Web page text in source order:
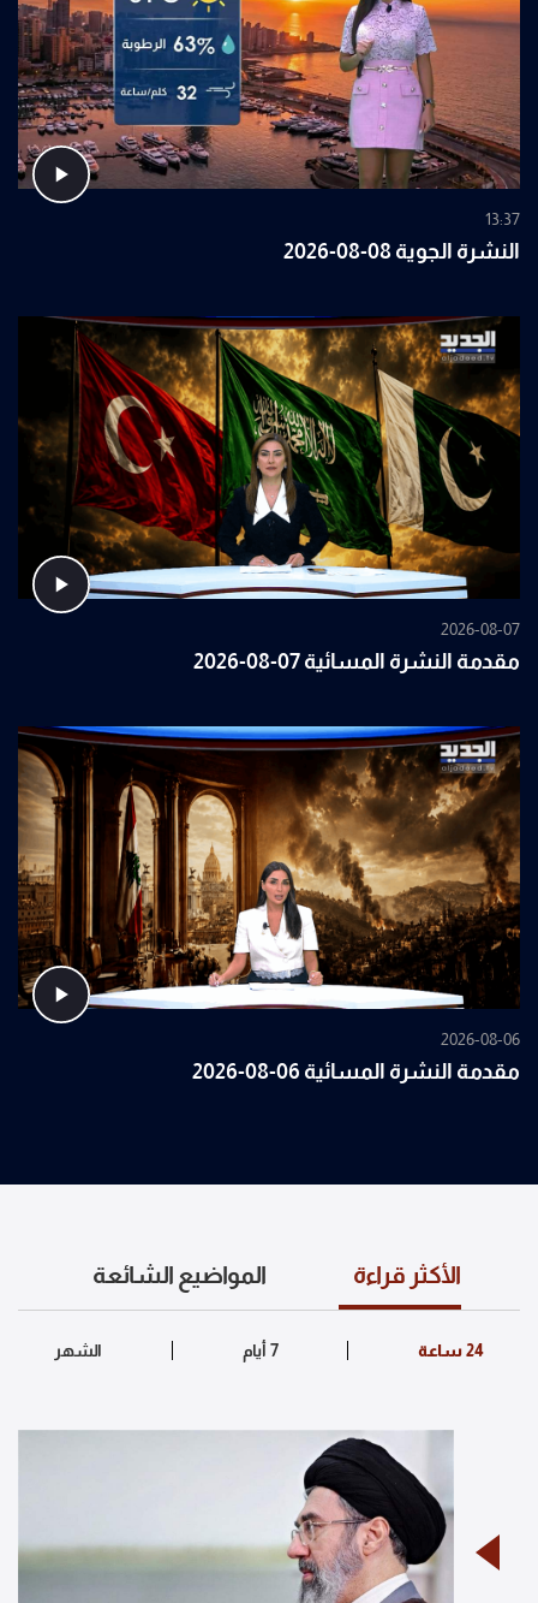
13:37
النشرة الجوية 08-08-2026
2026-08-07
مقدمة النشرة المسائية 07-08-2026
2026-08-06
مقدمة النشرة المسائية 06-08-2026
الأكثر قراءة المواضيع الشائعة